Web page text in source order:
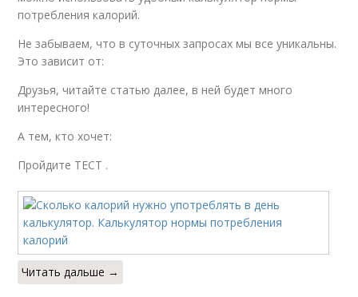
потребления калорий.
Не забываем, что в суточных запросах мы все уникальны.
Это зависит от:
Друзья, читайте статью далее, в ней будет много
интересного!
А тем, кто хочет:
Пройдите ТЕСТ .
Читать дальше →